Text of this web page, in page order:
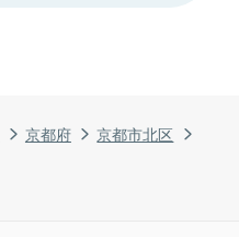
京都府
京都市北区